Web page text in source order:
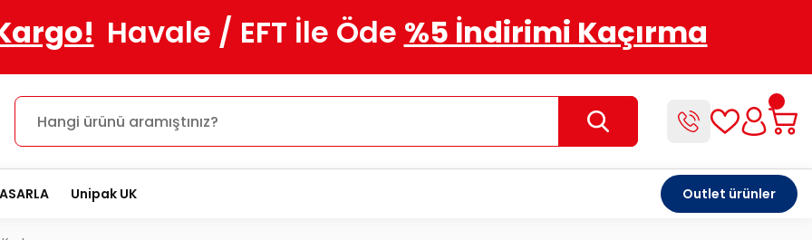
Havale / EFT İle Öde %5 İndirimi Kaçırma
Unipak UK Outlet ürünler